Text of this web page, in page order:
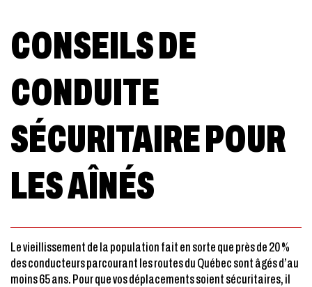
CONSEILS DE
CONDUITE
SÉCURITAIRE POUR
LES AÎNÉS
Le vieillissement de la population fait en sorte que près de 20 %
des conducteurs parcourant les routes du Québec sont âgés d’au
moins 65 ans. Pour que vos déplacements soient sécuritaires, il